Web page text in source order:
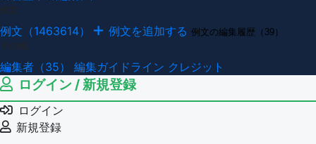
例文（1463614） 例文を追加する 例文の編集履歴（39）
編集者（35） 編集ガイドライン クレジット
ログイン / 新規登録
ログイン
新規登録